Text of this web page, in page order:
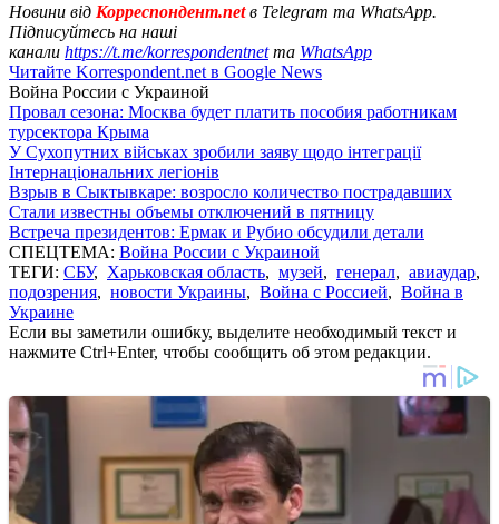
Новини від Корреспондент.netв Telegram та WhatsApp.
Підписуйтесь на наші
канали https://t.me/korrespondentnetта WhatsApp
Читайте Korrespondent.net в Google News
Война России с Украиной
Провал сезона: Москва будет платить пособия работникам
турсектора Крыма
У Сухопутних військах зробили заяву щодо інтеграції
Інтернаціональних легіонів
Взрыв в Сыктывкаре: возросло количество пострадавших
Стали известны объемы отключений в пятницу
Встреча президентов: Ермак и Рубио обсудили детали
СПЕЦТЕМА: Война России с Украиной
ТЕГИ: СБУ, Харьковская область, музей, генерал, авиаудар,
подозрения, новости Украины, Война с Россией, Война в
Украине
Если вы заметили ошибку, выделите необходимый текст и
нажмите Ctrl+Enter, чтобы сообщить об этом редакции.